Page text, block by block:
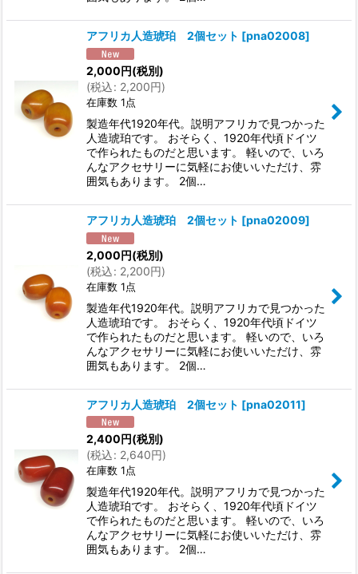
アフリカ人造琥珀 2個セット [pna02008]
2,000円(税別)
(税込: 2,200円)
在庫数 1点
製造年代1920年代。説明アフリカで見つかった
人造琥珀です。 おそらく、1920年代頃ドイツ
で作られたものだと思います。 軽いので、いろ
んなアクセサリーに気軽にお使いいただけ、雰
囲気もあります。 2個…
アフリカ人造琥珀 2個セット [pna02009]
2,000円(税別)
(税込: 2,200円)
在庫数 1点
製造年代1920年代。説明アフリカで見つかった
人造琥珀です。 おそらく、1920年代頃ドイツ
で作られたものだと思います。 軽いので、いろ
んなアクセサリーに気軽にお使いいただけ、雰
囲気もあります。 2個…
アフリカ人造琥珀 2個セット [pna02011]
2,400円(税別)
(税込: 2,640円)
在庫数 1点
製造年代1920年代。説明アフリカで見つかった
人造琥珀です。 おそらく、1920年代頃ドイツ
で作られたものだと思います。 軽いので、いろ
んなアクセサリーに気軽にお使いいただけ、雰
囲気もあります。 2個…